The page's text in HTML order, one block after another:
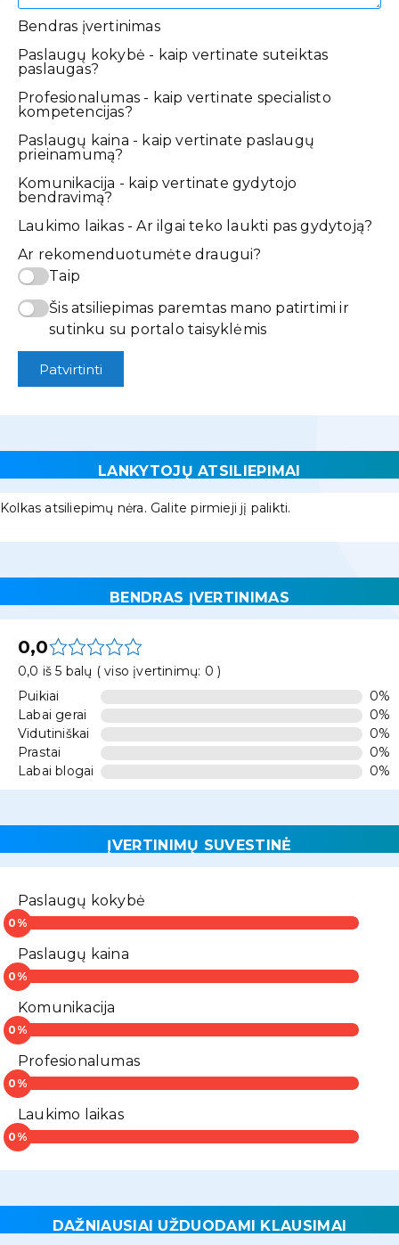
Bendras įvertinimas
Paslaugų kokybė - kaip vertinate suteiktas
paslaugas?
Profesionalumas - kaip vertinate specialisto
kompetencijas?
Paslaugų kaina - kaip vertinate paslaugų
prieinamumą?
Komunikacija - kaip vertinate gydytojo
bendravimą?
Laukimo laikas - Ar ilgai teko laukti pas gydytoją?
Ar rekomenduotumėte draugui?
Taip
Šis atsiliepimas paremtas mano patirtimi ir
sutinku su portalo taisyklėmis
Patvirtinti
LANKYTOJŲ ATSILIEPIMAI
Kolkas atsiliepimų nėra. Galite pirmieji jį palikti.
BENDRAS ĮVERTINIMAS
0,0
0,0 iš 5 balų ( viso įvertinimų: 0 )
Puikiai
0%
Labai gerai
0%
Vidutiniškai
0%
Prastai
0%
Labai blogai
0%
ĮVERTINIMŲ SUVESTINĖ
Paslaugų kokybė
Paslaugų kaina
Komunikacija
Profesionalumas
Laukimo laikas
DAŽNIAUSIAI UŽDUODAMI KLAUSIMAI